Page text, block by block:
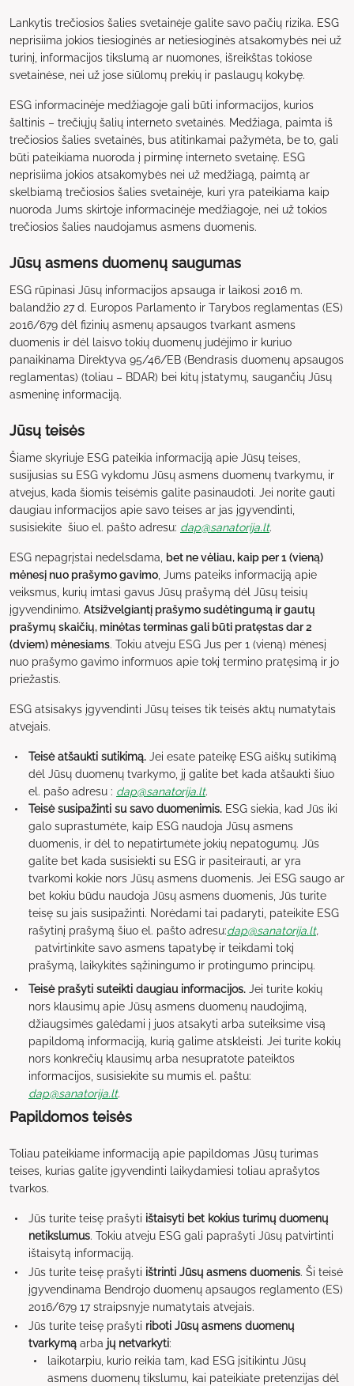
Lankytis trečiosios šalies svetainėje galite savo pačių rizika. ESG
neprisiima jokios tiesioginės ar netiesioginės atsakomybės nei už
turinį, informacijos tikslumą ar nuomones, išreikštas tokiose
svetainėse, nei už jose siūlomų prekių ir paslaugų kokybę.
ESG informacinėje medžiagoje gali būti informacijos, kurios
šaltinis – trečiųjų šalių interneto svetainės. Medžiaga, paimta iš
trečiosios šalies svetainės, bus atitinkamai pažymėta, be to, gali
būti pateikiama nuoroda į pirminę interneto svetainę. ESG
neprisiima jokios atsakomybės nei už medžiagą, paimtą ar
skelbiamą trečiosios šalies svetainėje, kuri yra pateikiama kaip
nuoroda Jums skirtoje informacinėje medžiagoje, nei už tokios
trečiosios šalies naudojamus asmens duomenis.
Jūsų asmens duomenų saugumas
ESG rūpinasi Jūsų informacijos apsauga ir laikosi 2016 m.
balandžio 27 d. Europos Parlamento ir Tarybos reglamentas (ES)
2016/679 dėl fizinių asmenų apsaugos tvarkant asmens
duomenis ir dėl laisvo tokių duomenų judėjimo ir kuriuo
panaikinama Direktyva 95/46/EB (Bendrasis duomenų apsaugos
reglamentas) (toliau – BDAR) bei kitų įstatymų, saugančių Jūsų
asmeninę informaciją.
Jūsų teisės
Šiame skyriuje ESG pateikia informaciją apie Jūsų teises,
susijusias su ESG vykdomu Jūsų asmens duomenų tvarkymu, ir
atvejus, kada šiomis teisėmis galite pasinaudoti. Jei norite gauti
daugiau informacijos apie savo teises ar jas įgyvendinti,
susisiekite šiuo el. pašto adresu: dap@sanatorija.lt.
ESG nepagrįstai nedelsdama,
bet ne vėliau, kaip per 1 (vieną)
mėnesį nuo prašymo gavimo , Jums pateiks informaciją apie
veiksmus, kurių imtasi gavus Jūsų prašymą dėl Jūsų teisių
įgyvendinimo. Atsižvelgiantį prašymo sudėtingumą ir gautų
prašymų skaičių, minėtas terminas gali būti pratęstas dar 2
(dviem) mėnesiams. Tokiu atveju ESG Jus per 1 (vieną) mėnesį
nuo prašymo gavimo informuos apie tokį termino pratęsimą ir jo
priežastis.
ESG atsisakys įgyvendinti Jūsų teises tik teisės aktų numatytais
atvejais.
Teisė atšaukti sutikimą. Jei esate pateikę ESG aiškų sutikimą
dėl Jūsų duomenų tvarkymo, jį galite bet kada atšaukti šiuo
el. pašo adresu : dap@sanatorija.lt.
Teisė susipažinti su savo duomenimis. ESG siekia, kad Jūs iki
galo suprastumėte, kaip ESG naudoja Jūsų asmens
duomenis, ir dėl to nepatirtumėte jokių nepatogumų. Jūs
galite bet kada susisiekti su ESG ir pasiteirauti, ar yra
tvarkomi kokie nors Jūsų asmens duomenis. Jei ESG saugo ar
bet kokiu būdu naudoja Jūsų asmens duomenis, Jūs turite
teisę su jais susipažinti. Norėdami tai padaryti, pateikite ESG
rašytinį prašymą šiuo el. pašto adresu:dap@sanatorija.lt,
patvirtinkite savo asmens tapatybę ir teikdami tokį
prašymą, laikykitės sąžiningumo ir protingumo principų.
Teisė prašyti suteikti daugiau informacijos. Jei turite kokių
nors klausimų apie Jūsų asmens duomenų naudojimą,
džiaugsimės galėdami į juos atsakyti arba suteiksime visą
papildomą informaciją, kurią galime atskleisti. Jei turite kokių
nors konkrečių klausimų arba nesupratote pateiktos
informacijos, susisiekite su mumis el. paštu:
dap@sanatorija.lt.
Papildomos teisės
Toliau pateikiame informaciją apie papildomas Jūsų turimas
teises, kurias galite įgyvendinti laikydamiesi toliau aprašytos
tvarkos.
Jūs turite teisę prašyti ištaisyti bet kokius turimų duomenų
netikslumus. Tokiu atveju ESG gali paprašyti Jūsų patvirtinti
ištaisytą informaciją.
Jūs turite teisę prašyti ištrinti Jūsų asmens duomenis. Ši teisė
įgyvendinama Bendrojo duomenų apsaugos reglamento (ES)
2016/679 17 straipsnyje numatytais atvejais.
Jūs turite teisę prašyti riboti Jūsų asmens duomenų
tvarkymą arba jų netvarkyti:
laikotarpiu, kurio reikia tam, kad ESG įsitikintu Jūsų
asmens duomenų tikslumu, kai pateikiate pretenzijas dėl